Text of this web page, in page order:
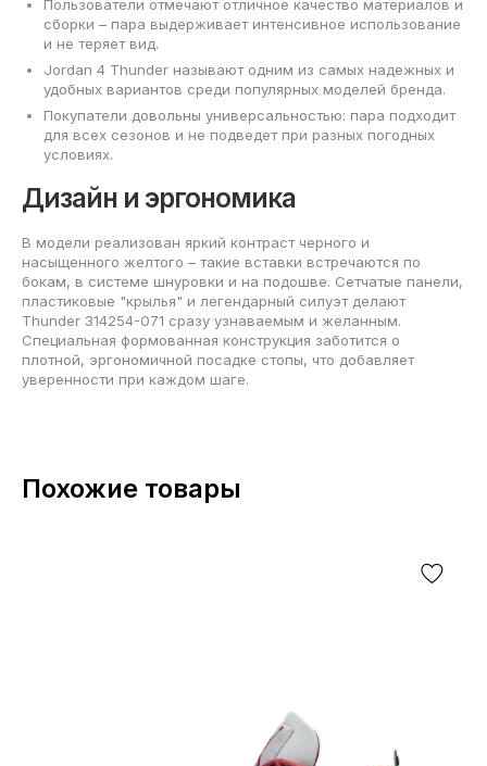
Пользователи отмечают отличное качество материалов и
сборки – пара выдерживает интенсивное использование
и не теряет вид.
Jordan 4 Thunder называют одним из самых надежных и
удобных вариантов среди популярных моделей бренда.
Покупатели довольны универсальностью: пара подходит
для всех сезонов и не подведет при разных погодных
условиях.
Дизайн и эргономика
В модели реализован яркий контраст черного и
насыщенного желтого – такие вставки встречаются по
бокам, в системе шнуровки и на подошве. Сетчатые панели,
пластиковые "крылья" и легендарный силуэт делают
Thunder 314254-071 сразу узнаваемым и желанным.
Специальная формованная конструкция заботится о
плотной, эргономичной посадке стопы, что добавляет
уверенности при каждом шаге.
Похожие товары